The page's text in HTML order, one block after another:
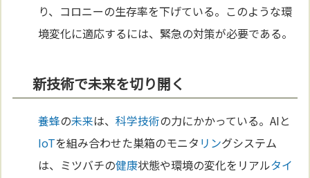
り、コロニーの生存率を下げている。このような環
境変化に適応するには、緊急の対策が必要である。
新技術で未来を切り開く
養蜂の未来は、科学技術の力にかかっている。AIと
IoTを組み合わせた巣箱のモニタ リングシステム
は、ミツバチの健康状態や環境の変化をリアルタイ